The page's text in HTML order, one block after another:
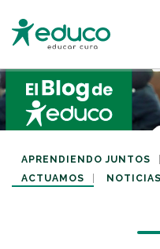
MIS
MIS
APRENDIENDO JUNTOS
ACTUAMOS
NOTICIAS